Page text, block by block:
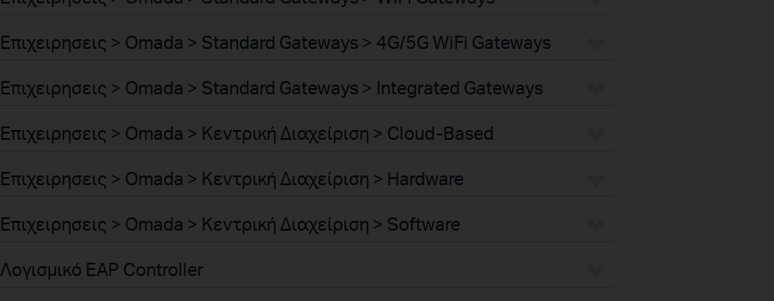
Επιχειρησεις > Omada > Standard Gateways > 4G/5G WiFi Gateways
Επιχειρησεις > Omada > Standard Gateways > Integrated Gateways
Επιχειρησεις > Omada > Κεντρική Διαχείριση > Cloud-Based
Επιχειρησεις > Omada > Κεντρική Διαχείριση > Hardware
Επιχειρησεις > Omada > Κεντρική Διαχείριση > Software
Λογισμικό EAP Controller